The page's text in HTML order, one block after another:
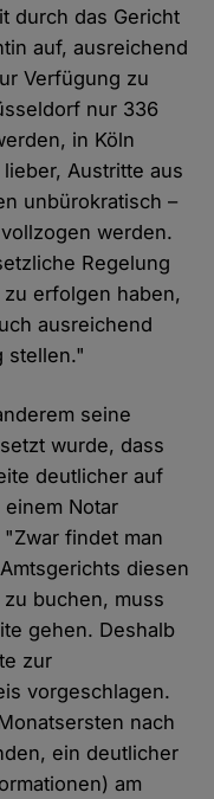
durch das Gericht
auf, ausreichend
Verfügung zu
nur 336
in Köln
Austritte aus
unbürokratisch –
werden.
Regelung
erfolgen haben,
ausreichend
stellen."
seine
wurde, dass
deutlicher auf
Notar
findet man
diesen
buchen, muss
gehen. Deshalb
zur
vorgeschlagen.
nach
ein deutlicher
am